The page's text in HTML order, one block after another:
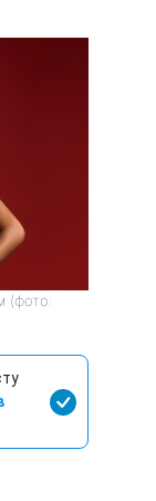
(фото: